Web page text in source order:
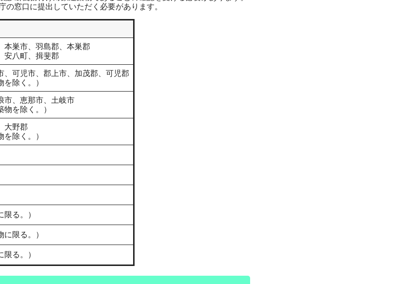
窓口に提出していただく必要があります。
本巣市、羽島郡、本巣郡
安八町、揖斐郡
、可児市、郡上市、加茂郡、可児郡
を除く。）
市、恵那市、土岐市
物を除く。）
大野郡
を除く。）
る。）
限る。）
る。）